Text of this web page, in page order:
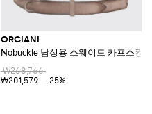
더 벨트
ORCIANI
Nobuckle 남성용 스웨이드 카프스킨
₩268,766
₩201,579
-25%